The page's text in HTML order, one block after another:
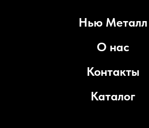
Нью Металл
О нас
Контакты
Каталог